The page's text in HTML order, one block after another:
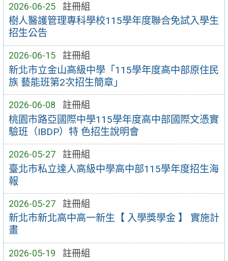
2026-06-25 註冊組
樹人醫護管理專科學校115學年度聯合免試入學生
招生公告
2026-06-15 註冊組
新北市立金山高級中學「115學年度高中部原住民
族 藝能班第2次招生簡章」
2026-06-08 註冊組
桃園市路亞國際中學115學年度高中部國際文憑實
驗班（IBDP）特 色招生說明會
2026-05-27 註冊組
臺北市私立達人高級中學高中部115學年度招生海
報
2026-05-27 註冊組
新北市新北高中高一新生【 入學獎學金 】 實施計
畫
2026-05-19 註冊組